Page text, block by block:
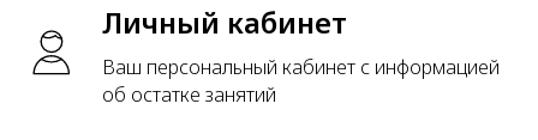
Личный кабинет
Ваш персональный кабинет с информацией
об остатке занятий